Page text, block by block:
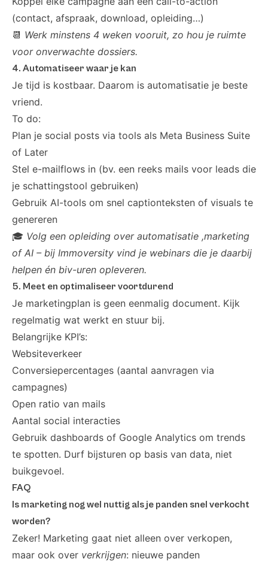
(contact, afspraak, download, opleiding…)
📆 Werk minstens 4 weken vooruit, zo hou je ruimte
voor onverwachte dossiers.
4. Automatiseer waar je kan
Je tijd is kostbaar. Daarom is automatisatie je beste
vriend.
To do:
Plan je social posts via tools als Meta Business Suite
of Later
Stel e-mailflows in (bv. een reeks mails voor leads die
je schattingstool gebruiken)
Gebruik AI-tools om snel captionteksten of visuals te
genereren
🎓 Volg een opleiding over automatisatie ,marketing
of AI – bij Immoversity vind je webinars die je daarbij
helpen én biv-uren opleveren.
5. Meet en optimaliseer voortdurend
Je marketingplan is geen eenmalig document. Kijk
regelmatig wat werkt en stuur bij.
Belangrijke KPI’s:
Websiteverkeer
Conversiepercentages (aantal aanvragen via
campagnes)
Open ratio van mails
Aantal social interacties
Gebruik dashboards of Google Analytics om trends
te spotten. Durf bijsturen op basis van data, niet
buikgevoel.
FAQ
Is marketing nog wel nuttig als je panden snel verkocht
worden?
Zeker! Marketing gaat niet alleen over verkopen,
maar ook over verkrijgen: nieuwe panden